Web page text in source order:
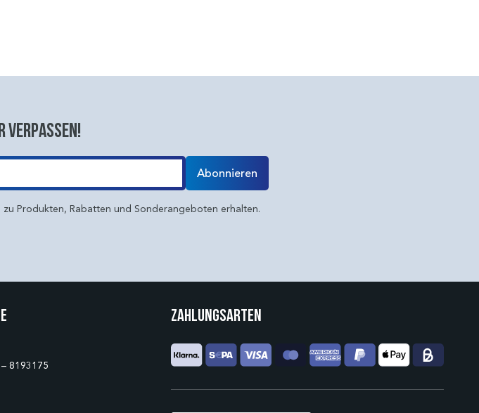
verpassen!
Abonnieren
Produkten, Rabatten und Sonderangeboten erhalten.
8193175
Zahlungsarten